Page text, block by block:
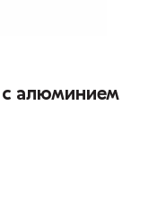
алюминием